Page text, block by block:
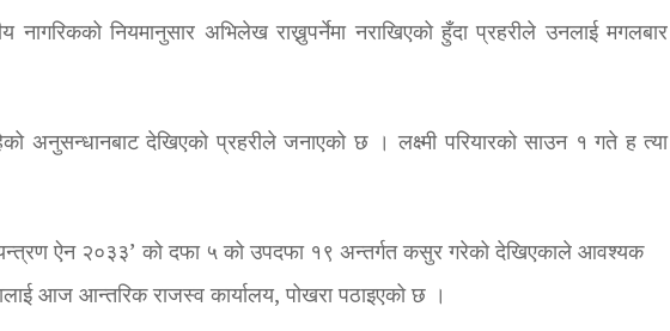
नियमानुसार अभिलेख राख्नुपर्नेमा नराखिएको हुँदा प्रहरीले उनलाई मगलबार
अनुसन्धानबाट देखिएको प्रहरीले जनाएको छ । लक्ष्मी परियारको साउन १ गते ह त्या
ऐन २०३३’ को दफा ५ को उपदफा १९ अन्तर्गत कसुर गरेको देखिएकाले आवश्यक
आज आन्तरिक राजस्व कार्यालय, पोखरा पठाइएको छ ।